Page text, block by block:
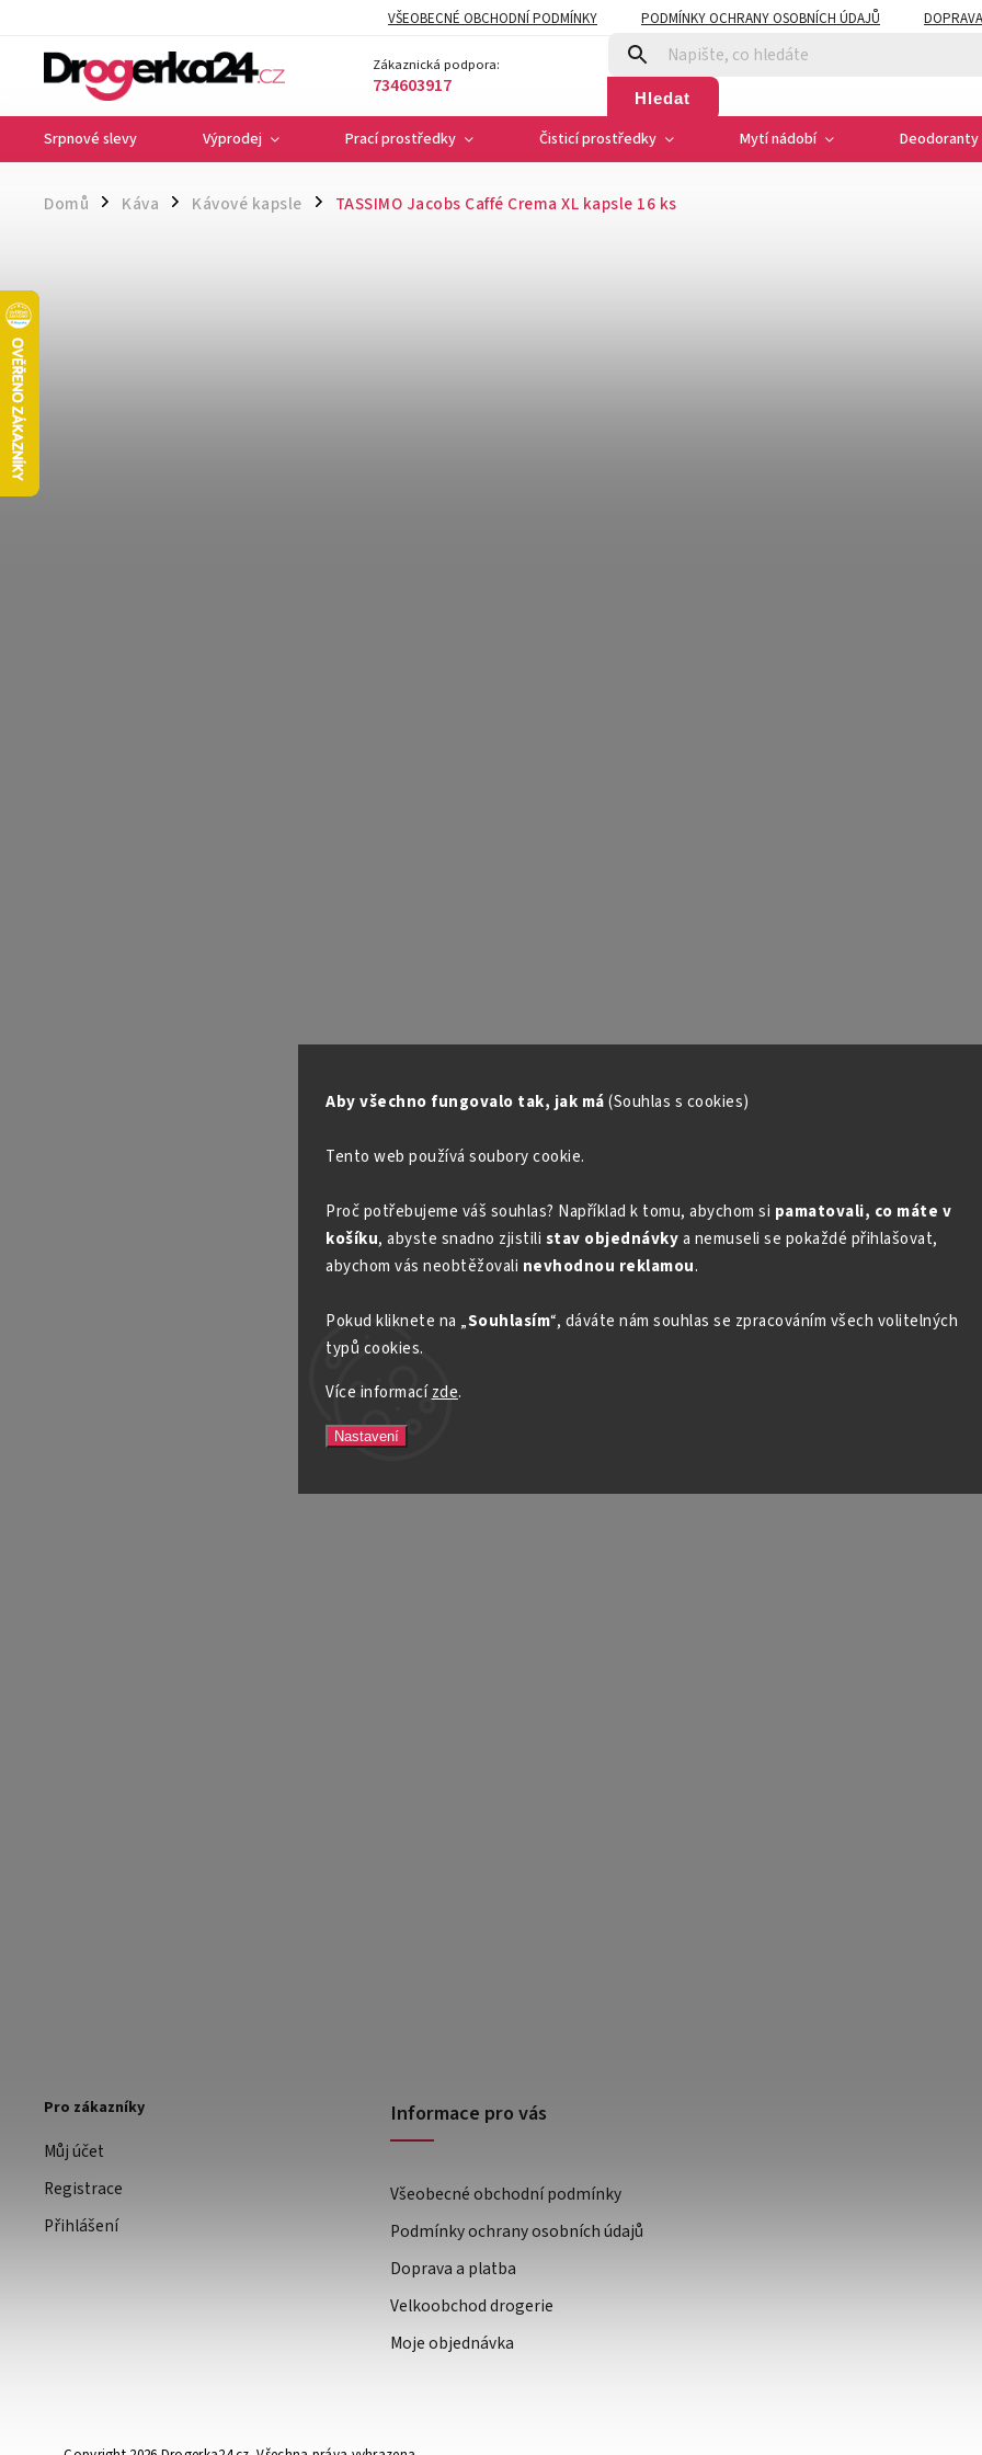
Aby všechno fungovalo tak, jak má(Souhlas s cookies)
Tento web používá soubory cookie.
Proč potřebujeme váš souhlas? Například k tomu, abychom si pamatovali, co máte v
košíku, abyste snadno zjistili stav objednávkya nemuseli se pokaždé přihlašovat,
abychom vás neobtěžovali nevhodnou reklamou.
Pokud kliknete na „Souhlasím“, dáváte nám souhlas se zpracováním všech volitelných
typů cookies.
Více informacízde.
Nastavení
VŠEOBECNÉ OBCHODNÍ PODMÍNKY PODMÍNKY OCHRANY OSOBNÍCH ÚDAJŮ
Zákaznická podpora:
734603917 Hledat
Srpnové slevy Výprodej Prací prostředky Čisticí prostředky Mytí nádobí
Domů / Káva / Kávové kapsle / TASSIMO Jacobs Caffé Crema XL kapsle 16 ks
Pro zákazníky
Můj účet
Registrace
Přihlášení
Informace pro vás
Všeobecné obchodní podmínky
Podmínky ochrany osobních údajů
Doprava a platba
Velkoobchod drogerie
Moje objednávka